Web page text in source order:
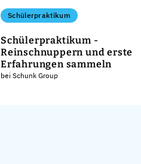
Schülerpraktikum
Schülerpraktikum -
Reinschnuppern und erste
Erfahrungen sammeln
bei Schunk Group